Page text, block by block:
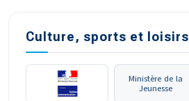
Culture, sports et loisirs
Ministère de la
Jeunesse